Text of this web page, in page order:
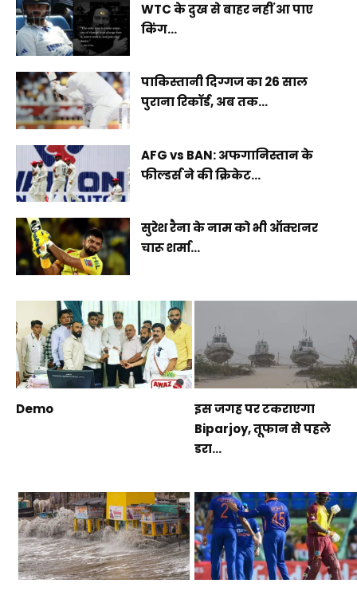
WTC के दुख से बाहर नहीं आ पाए
किंग...
पाकिस्तानी दिग्गज का 26 साल
पुराना रिकॉर्ड, अब तक...
AFG vs BAN: अफगानिस्तान के
फील्डर्स ने की क्रिकेट...
सुरेश रैना के नाम को भी ऑक्शनर
चारू शर्मा...
Demo
इस जगह पर टकराएगा
Biparjoy, तूफान से पहले
डरा...